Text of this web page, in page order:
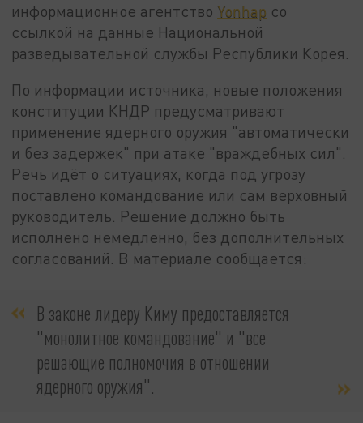
информационное агентство Yonhap со
ссылкой на данные Национальной
разведывательной службы Республики Корея.
По информации источника, новые положения
конституции КНДР предусматривают
применение ядерного оружия "автоматически
и без задержек" при атаке "враждебных сил".
Речь идёт о ситуациях, когда под угрозу
поставлено командование или сам верховный
руководитель. Решение должно быть
исполнено немедленно, без дополнительных
согласований. В материале сообщается:
В законе лидеру Киму предоставляется
"монолитное командование" и "все
решающие полномочия в отношении
ядерного оружия".